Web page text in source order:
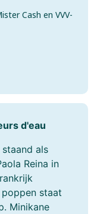
Cash en VVV-
d'eau
als
Reina in
staat
Minikane